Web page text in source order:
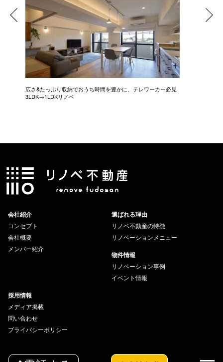
広さ&たっぷり収納でおうち時間を豊かに、テレワーカー必見
3LDK→1LDKリノベ
会社紹介
コンセプト
会社概要
メンバー紹介
選ばれる理由
リノベ不動産の特徴
リノベーションメニュー
物件情報
リノベーション事例
イベント情報
採用情報
メディア掲載
問い合わせ
プライバシーポリシー